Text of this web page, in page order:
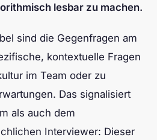
lesbar zu machen.
sind die Gegenfragen am
kontextuelle Fragen
im Team oder zu
Das signalisiert
als auch dem
Interviewer: Dieser